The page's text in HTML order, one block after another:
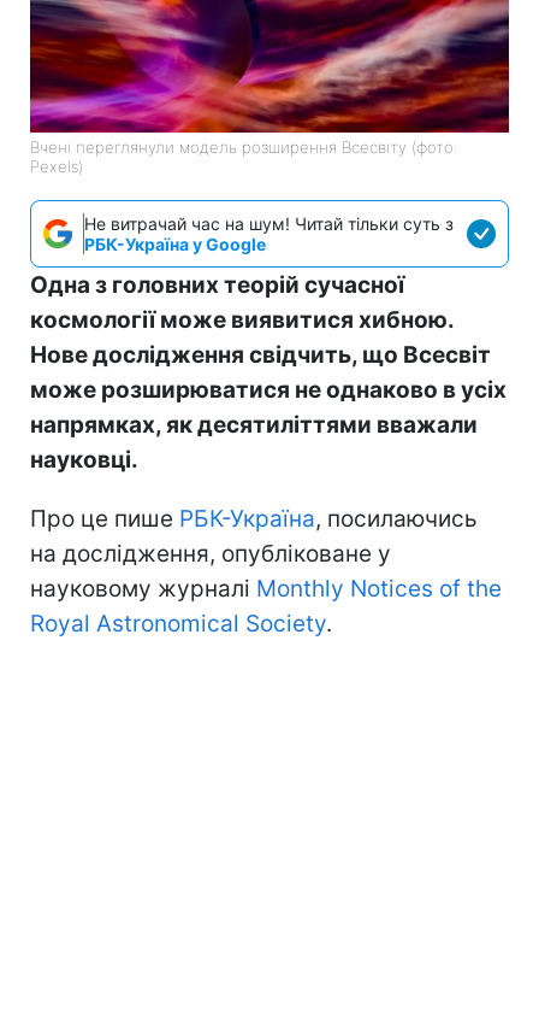
Вчені переглянули модель розширення Всесвіту (фото:
Pexels)
Не витрачай час на шум! Читай тільки суть з
РБК-Україна у Google
Одна з головних теорій сучасної
космології може виявитися хибною.
Нове дослідження свідчить, що Всесвіт
може розширюватися не однаково в усіх
напрямках, як десятиліттями вважали
науковці.
Про це пише РБК-Україна, посилаючись
на дослідження, опубліковане у
науковому журналі Monthly Notices of the
Royal Astronomical Society.